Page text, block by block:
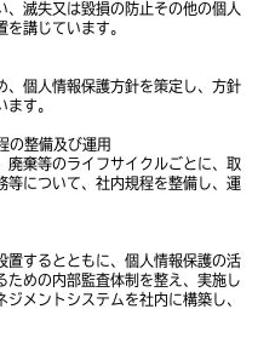
滅失又は毀損の防止その他の個人
講じています。
、個人情報保護方針を策定し、方針
す。
の整備及び運用
廃棄等のライフサイクルごとに、取
等について、社内規程を整備し、運
置するとともに、個人情報保護の活
ための内部監査体制を整え、実施し
メントシステムを社内に構築し、